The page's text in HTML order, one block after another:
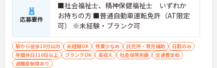
応募要件
■社会福祉士、精神保健福祉士 いずれか
お持ちの方 ■普通自動車運転免許（AT限定
可） ※未経験・ブランク可
駅から徒歩10分以内 未経験OK 残業少なめ 託児所・育児補助
日勤のみ
年間休日110日以上
ブランクOK 高収入 社会保険完備
交通費支給
退職金制度あり